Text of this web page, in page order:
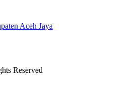
Aceh Jaya
Reserved